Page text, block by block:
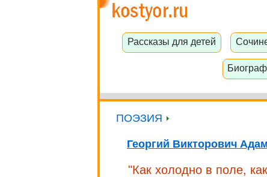
Рассказы для детей
ПОЭЗИЯ
Георгий Викторович
"Как холодно в поле,